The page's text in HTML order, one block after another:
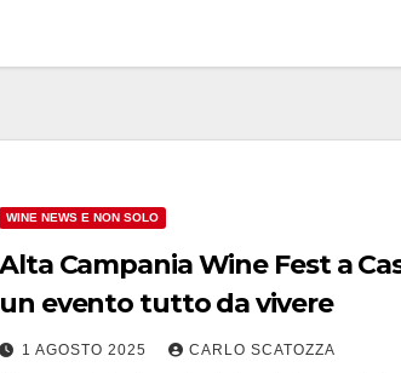
WINE NEWS E NON SOLO
Alta Campania Wine Fest a
un evento tutto da vivere
1 AGOSTO 2025 CARLO SCATOZZA